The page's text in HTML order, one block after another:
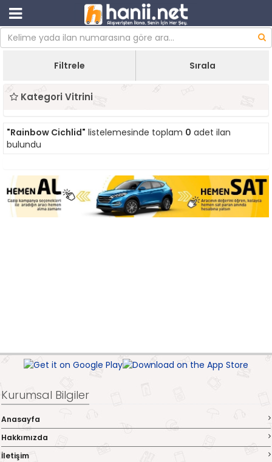
Filtrele Sırala
Kategori Vitrini
"Rainbow Cichlid" listelemesinde toplam 0 adet ilan
bulundu
Kurumsal Bilgiler
Anasayfa
Hakkımızda
İletişim